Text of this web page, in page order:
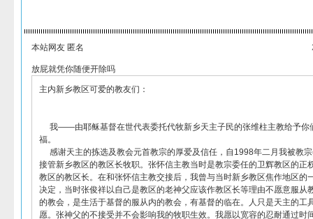
本站网友 匿名
放屁就凭你随便开除吗
主内新乡教区可爱的教友们：
我——由耶稣基督在世代表委托代牧新乡天主子民的张维柱主教给予你
福。
感谢天主的拣选及教会元首教宗的厚爱及信任，自1998年二月我被教
接管新乡教区的教区长牧职。张怀信主教当时是教宗委任的卫辉教区的正
教区的教区长。在和张怀信主教交接后，我曾与当时新乡教区焦作地区的
决定，当时张俊祥以自己是教区的老神父应该作教区长等理由不愿意服从
的教会，是生活于基督的服从内的教会，有基督的临在。人只是天主的工
愿。张神父的不接受并不会影响我的牧职生效。我愿以宽容的忍耐通过时